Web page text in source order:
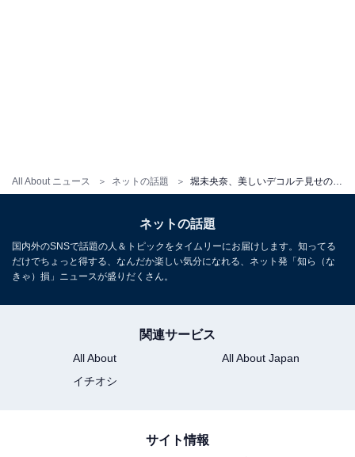
All About ニュース ネットの話題
ネットの話題
国内外のSNSで話題の人＆トピックをタイムリーにお届けします。知ってる
だけでちょっと得する、なんだか楽しい気分になれる、ネット発「知ら（な
きゃ）損」ニュースが盛りだくさん。
関連サービス
All About
All About Japan
イチオシ
サイト情報